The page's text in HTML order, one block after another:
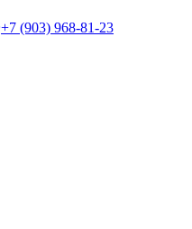
+7 (903) 968-81-23